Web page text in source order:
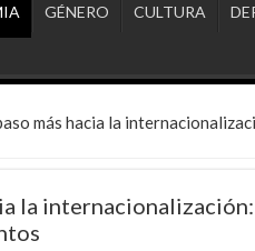
GÉNERO CULTURA
más hacia la
la